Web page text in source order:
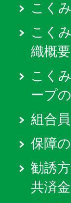
こく
こく
織概要
こく
ープ
組合
保障
勧誘
共済